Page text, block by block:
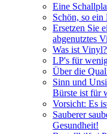
Eine
Schön, so
Ersetzen Sie
abgenutztes
Was ist Vinyl?
LP's für
Über die
Sinn und
Bürste ist für
Vorsicht: Es
Sauberer
Gesundheit!